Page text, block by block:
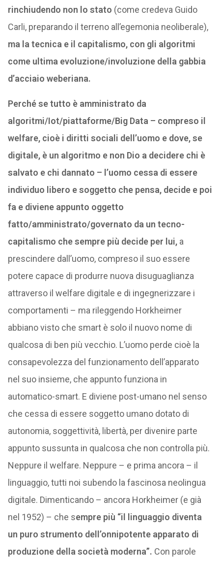
rinchiudendo non lo stato (come credeva Guido
Carli, preparando il terreno all’egemonia neoliberale),
ma la tecnica e il capitalismo, con gli algoritmi
come ultima evoluzione/involuzione della gabbia
d’acciaio weberiana.
Perché se tutto è amministrato da
algoritmi/Iot/piattaforme/Big Data – compreso il
welfare, cioè i diritti sociali dell’uomo e dove, se
digitale, è un algoritmo e non Dio a decidere chi è
salvato e chi dannato – l’uomo cessa di essere
individuo libero e soggetto che pensa, decide e poi
fa e diviene appunto oggetto
fatto/amministrato/governato da un tecno-
capitalismo che sempre più decide per lui,a
prescindere dall’uomo, compreso il suo essere
potere capace di produrre nuova disuguaglianza
attraverso il welfare digitale e di ingegnerizzare i
comportamenti – ma rileggendo Horkheimer
abbiano visto che smart è solo il nuovo nome di
qualcosa di ben più vecchio. L’uomo perde cioè la
consapevolezza del funzionamento dell’apparato
nel suo insieme, che appunto funziona in
automatico-smart. E diviene post-umano nel senso
che cessa di essere soggetto umano dotato di
autonomia, soggettività, libertà, per divenire parte
appunto sussunta in qualcosa che non controlla più.
Neppure il welfare. Neppure – e prima ancora – il
linguaggio, tutti noi subendo la fascinosa neolingua
digitale. Dimenticando – ancora Horkheimer (e già
nel 1952) – che sempre più “il linguaggio diventa
un puro strumento dell’onnipotente apparato di
produzione della società moderna”. Con parole